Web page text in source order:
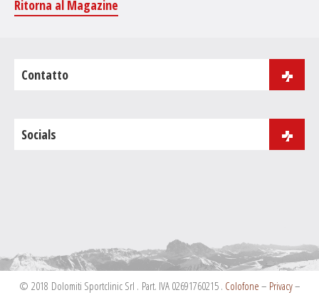
Ritorna al Magazine
Contatto
39046 Ortisei
Socials
© 2018 Dolomiti Sportclinic Srl . Part. IVA 02691760215 . Colofone – Privacy–